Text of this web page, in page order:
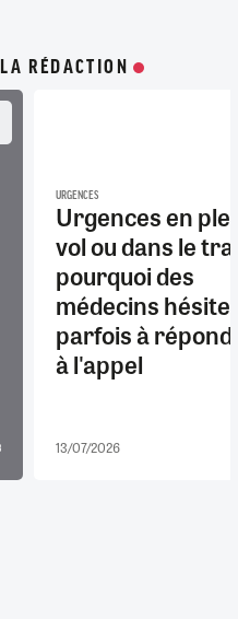
RÉDACTION
URGENCES
Urgences en
vol ou dans le
pourquoi des
médecins
parfois à
à l'appel
13/07/2026